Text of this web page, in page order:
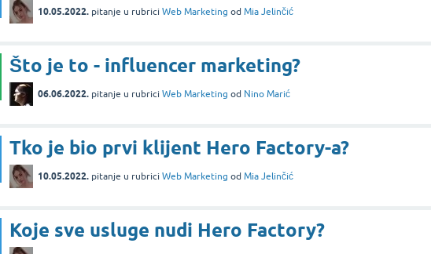
10.05.2022. pitanje u rubrici Web Marketing od Mia Jelinčić
Što je to - influencer marketing?
06.06.2022. pitanje u rubrici Web Marketing od Nino Marić
Tko je bio prvi klijent Hero Factory-a?
10.05.2022. pitanje u rubrici Web Marketing od Mia Jelinčić
Koje sve usluge nudi Hero Factory?